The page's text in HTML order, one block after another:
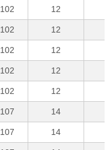
102 12
102 12
102 12
102 12
102 12
107 14
107 14